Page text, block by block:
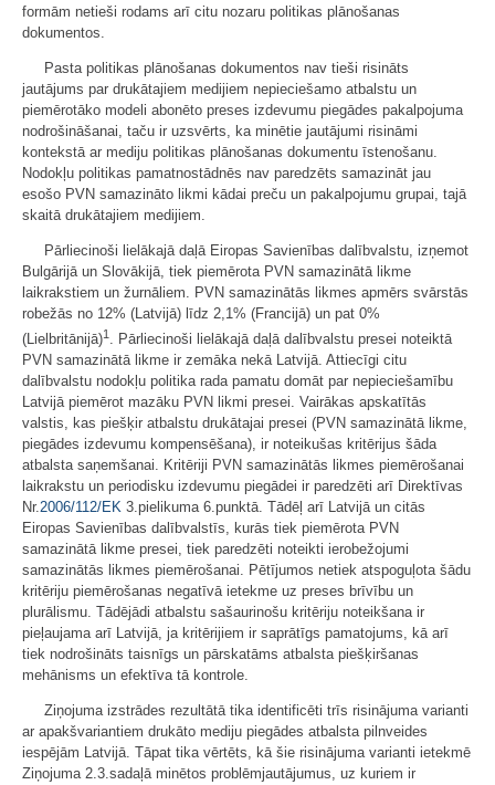
formām netieši rodams arī citu nozaru politikas plānošanas
dokumentos.
Pasta politikas plānošanas dokumentos nav tieši risināts
jautājums par drukātajiem medijiem nepieciešamo atbalstu un
piemērotāko modeli abonēto preses izdevumu piegādes pakalpojuma
nodrošināšanai, taču ir uzsvērts, ka minētie jautājumi risināmi
kontekstā ar mediju politikas plānošanas dokumentu īstenošanu.
Nodokļu politikas pamatnostādnēs nav paredzēts samazināt jau
esošo PVN samazināto likmi kādai preču un pakalpojumu grupai, tajā
skaitā drukātajiem medijiem.
Pārliecinoši lielākajā daļā Eiropas Savienības dalībvalstu, izņemot
Bulgārijā un Slovākijā, tiek piemērota PVN samazinātā likme
laikrakstiem un žurnāliem. PVN samazinātās likmes apmērs svārstās
robežās no 12% (Latvijā) līdz 2,1% (Francijā) un pat 0%
(Lielbritānijā)1 . Pārliecinoši lielākajā daļā dalībvalstu presei noteiktā
PVN samazinātā likme ir zemāka nekā Latvijā. Attiecīgi citu
dalībvalstu nodokļu politika rada pamatu domāt par nepieciešamību
Latvijā piemērot mazāku PVN likmi presei. Vairākas apskatītās
valstis, kas piešķir atbalstu drukātajai presei (PVN samazinātā likme,
piegādes izdevumu kompensēšana), ir noteikušas kritērijus šāda
atbalsta saņemšanai. Kritēriji PVN samazinātās likmes piemērošanai
laikrakstu un periodisku izdevumu piegādei ir paredzēti arī Direktīvas
Nr.2006/112/EK 3.pielikuma 6.punktā. Tādēļ arī Latvijā un citās
Eiropas Savienības dalībvalstīs, kurās tiek piemērota PVN
samazinātā likme presei, tiek paredzēti noteikti ierobežojumi
samazinātās likmes piemērošanai. Pētījumos netiek atspoguļota šādu
kritēriju piemērošanas negatīvā ietekme uz preses brīvību un
plurālismu. Tādējādi atbalstu sašaurinošu kritēriju noteikšana ir
pieļaujama arī Latvijā, ja kritērijiem ir saprātīgs pamatojums, kā arī
tiek nodrošināts taisnīgs un pārskatāms atbalsta piešķiršanas
mehānisms un efektīva tā kontrole.
Ziņojuma izstrādes rezultātā tika identificēti trīs risinājuma varianti
ar apakšvariantiem drukāto mediju piegādes atbalsta pilnveides
iespējām Latvijā. Tāpat tika vērtēts, kā šie risinājuma varianti ietekmē
Ziņojuma 2.3.sadaļā minētos problēmjautājumus, uz kuriem ir